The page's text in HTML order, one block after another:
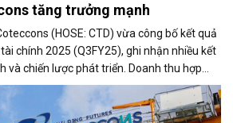
tăng trưởng mạnh
(HOSE: CTD) vừa công bố kết quả
chính 2025 (Q3FY25), ghi nhận nhiều kết
và chiến lược phát triển. Doanh thu hợp
tăng 7,2% so với cùng kỳ nhờ đẩy mạnh
dự án.